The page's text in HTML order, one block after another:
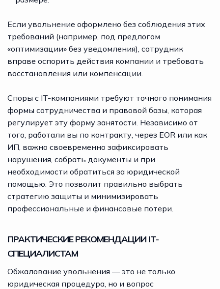
Если увольнение оформлено без соблюдения этих
требований (например, под предлогом
«оптимизации» без уведомления), сотрудник
вправе оспорить действия компании и требовать
восстановления или компенсации.
Споры с IT-компаниями требуют точного понимания
формы сотрудничества и правовой базы, которая
регулирует эту форму занятости. Независимо от
того, работали вы по контракту, через EOR или как
ИП, важно своевременно зафиксировать
нарушения, собрать документы и при
необходимости обратиться за юридической
помощью. Это позволит правильно выбрать
стратегию защиты и минимизировать
профессиональные и финансовые потери.
ПРАКТИЧЕСКИЕ РЕКОМЕНДАЦИИ IT-
СПЕЦИАЛИСТАМ
Обжалование увольнения — это не только
юридическая процедура, но и вопрос